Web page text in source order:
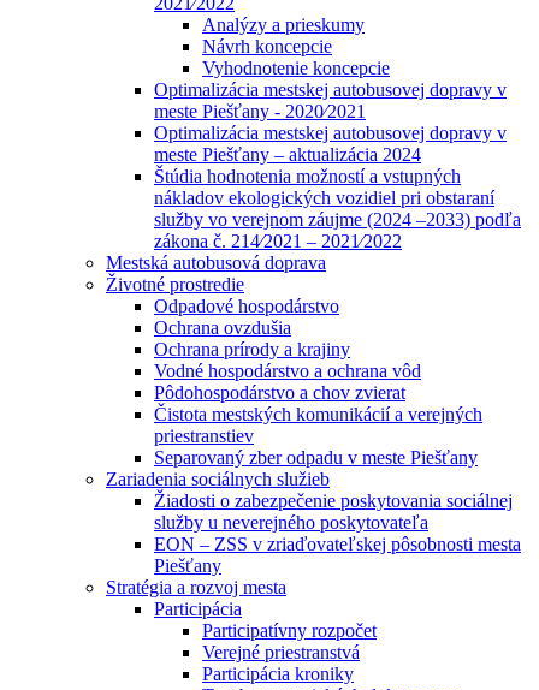
Analýzy a prieskumy
Návrh koncepcie
Vyhodnotenie koncepcie
Optimalizácia mestskej autobusovej dopravy v
meste Piešťany - 2020⁄2021
Optimalizácia mestskej autobusovej dopravy v
meste Piešťany – aktualizácia 2024
Štúdia hodnotenia možností a vstupných
nákladov ekologických vozidiel pri obstaraní
služby vo verejnom záujme (2024 –2033) podľa
zákona č. 214⁄2021 – 2021⁄2022
Mestská autobusová doprava
Životné prostredie
Odpadové hospodárstvo
Ochrana ovzdušia
Ochrana prírody a krajiny
Vodné hospodárstvo a ochrana vôd
Pôdohospodárstvo a chov zvierat
Čistota mestských komunikácií a verejných
priestranstiev
Separovaný zber odpadu v meste Piešťany
Zariadenia sociálnych služieb
Žiadosti o zabezpečenie poskytovania sociálnej
služby u neverejného poskytovateľa
EON – ZSS v zriaďovateľskej pôsobnosti mesta
Piešťany
Stratégia a rozvoj mesta
Participácia
Participatívny rozpočet
Verejné priestranstvá
Participácia kroniky